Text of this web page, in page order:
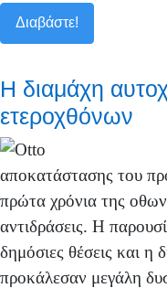
Διαβάστε!
Η διαμάχη
ετεροχθόνων
αποκατάστασης του
πρώτα χρόνια της
αντιδράσεις. Η
δημόσιες θέσεις και η
προκάλεσαν μεγάλη